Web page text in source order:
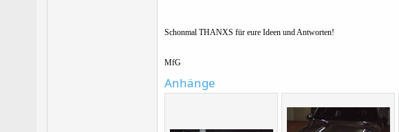
Schonmal THANXS für eure Ideen und Antworten!
MfG
Anhänge